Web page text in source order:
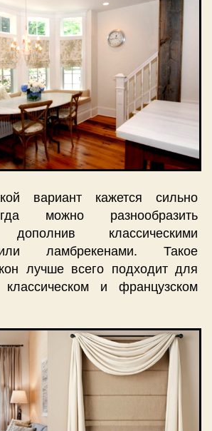
вариант кажется сильно
можно разнообразить
дополнив классическими
ламбрекенами. Такое
лучше всего подходит для
и французском